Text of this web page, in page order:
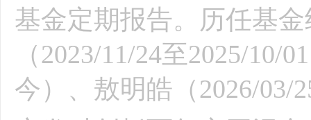
基金定期报告。历任基
（2023/11/24至2025/10/
今）、敖明皓（2026/03/